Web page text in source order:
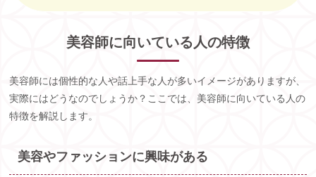
美容師に向いている人の特徴
美容師には個性的な人や話上手な人が多いイメージがありますが、
実際にはどうなのでしょうか？ここでは、美容師に向いている人の
特徴を解説します。
美容やファッションに興味がある